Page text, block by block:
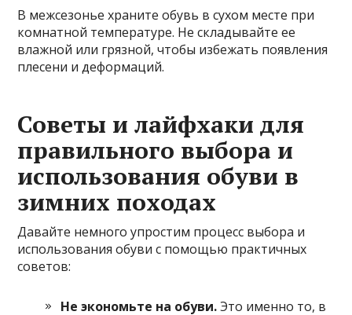
В межсезонье храните обувь в сухом месте при
комнатной температуре. Не складывайте ее
влажной или грязной, чтобы избежать появления
плесени и деформаций.
Советы и лайфхаки для
правильного выбора и
использования обуви в
зимних походах
Давайте немного упростим процесс выбора и
использования обуви с помощью практичных
советов:
Не экономьте на обуви.Это именно то, в